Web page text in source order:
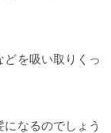
を吸い取りくっ
なるのでしょう